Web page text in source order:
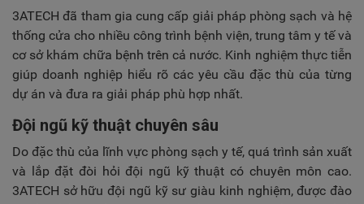
3ATECH đã tham gia cung cấp giải pháp phòng sạch và hệ
thống cửa cho nhiều công trình bệnh viện, trung tâm y tế và
cơ sở khám chữa bệnh trên cả nước. Kinh nghiệm thực tiễn
giúp doanh nghiệp hiểu rõ các yêu cầu đặc thù của từng
dự án và đưa ra giải pháp phù hợp nhất.
Đội ngũ kỹ thuật chuyên sâu
Do đặc thù của lĩnh vực phòng sạch y tế, quá trình sản xuất
và lắp đặt đòi hỏi đội ngũ kỹ thuật có chuyên môn cao.
3ATECH sở hữu đội ngũ kỹ sư giàu kinh nghiệm, được đào